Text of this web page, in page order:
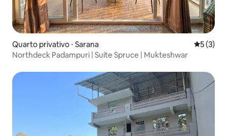
Quarto privativo ⋅ Sarana 5 de
5 (3)
Northdeck Padampuri | Suíte Spruce | Mukteshwar